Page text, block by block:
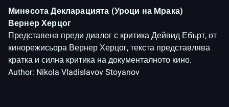
Минесота Декларацията (Уроци на Mрака)
Вернер Херцог
Представена преди диалог с критика Дейвид Ебърт, от
кинорежисьора Вернер Херцог, текста представлява
кратка и силна критика на документалното кино.
Author: Nikola Vladislavov Stoyanov